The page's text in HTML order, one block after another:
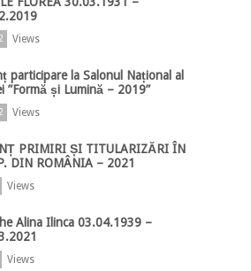
Views
participare la Salonul Național al
”Formă și Lumină – 2019”
Views
PRIMIRI ȘI TITULARIZĂRI ÎN
DIN ROMÂNIA – 2021
Views
Alina Ilinca 03.04.1939 –
Views